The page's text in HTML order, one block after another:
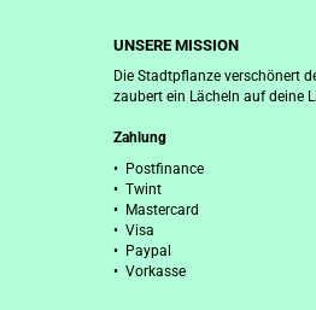
UNSERE MISSION
Die Stadtpflanze verschönert
zaubert ein Lächeln auf deine
Zahlung
• Postfinance
• Twint
• Mastercard
• Visa
• Paypal
• Vorkasse